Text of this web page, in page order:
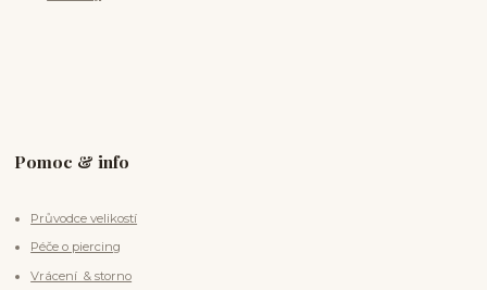
Pomoc & info
Průvodce velikostí
Péče o piercing
Vrácení & storno